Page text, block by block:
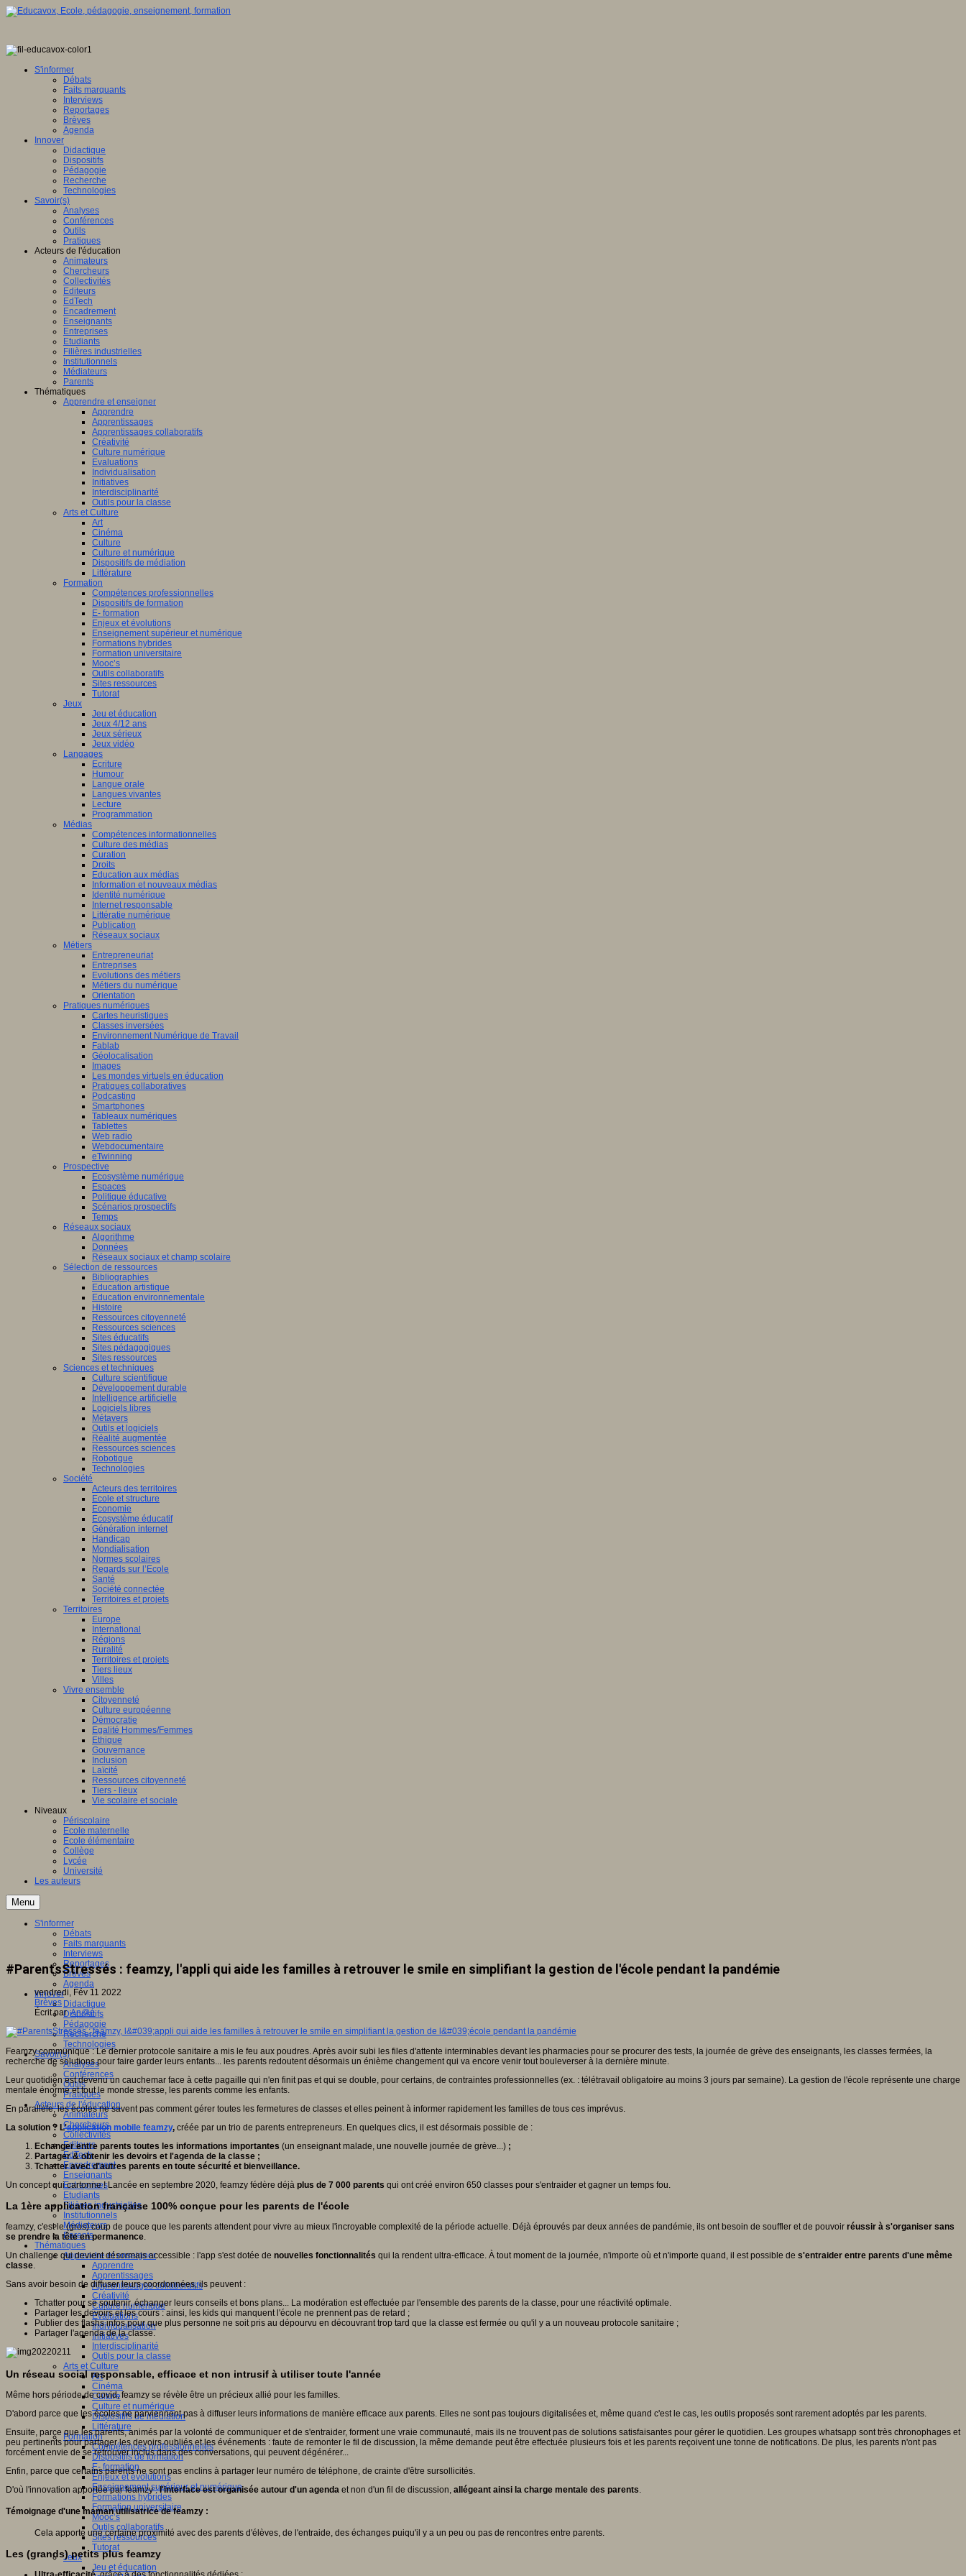
S'informer
Débats
Faits marquants
Interviews
Reportages
Brèves
Agenda
Innover
Didactique
Dispositifs
Pédagogie
Recherche
Technologies
Savoir(s)
Analyses
Conférences
Outils
Pratiques
Acteurs de l'éducation
Animateurs
Chercheurs
Collectivités
Editeurs
EdTech
Encadrement
Enseignants
Entreprises
Etudiants
Filières industrielles
Institutionnels
Médiateurs
Parents
Thématiques
Apprendre et enseigner
Apprendre
Apprentissages
Apprentissages collaboratifs
Créativité
Culture numérique
Evaluations
Individualisation
Initiatives
Interdisciplinarité
Outils pour la classe
Arts et Culture
Art
Cinéma
Culture
Culture et numérique
Dispositifs de médiation
Littérature
Formation
Compétences professionnelles
Dispositifs de formation
E- formation
Enjeux et évolutions
Enseignement supérieur et numérique
Formations hybrides
Formation universitaire
Mooc’s
Outils collaboratifs
Sites ressources
Tutorat
Jeux
Jeu et éducation
Jeux 4/12 ans
Jeux sérieux
Jeux vidéo
Langages
Ecriture
Humour
Langue orale
Langues vivantes
Lecture
Programmation
Médias
Compétences informationnelles
Culture des médias
Curation
Droits
Education aux médias
Information et nouveaux médias
Identité numérique
Internet responsable
Littératie numérique
Publication
Réseaux sociaux
Métiers
Entrepreneuriat
Entreprises
Evolutions des métiers
Métiers du numérique
Orientation
Pratiques numériques
Cartes heuristiques
Classes inversées
Environnement Numérique de Travail
Fablab
Géolocalisation
Images
Les mondes virtuels en éducation
Pratiques collaboratives
Podcasting
Smartphones
Tableaux numériques
Tablettes
Web radio
Webdocumentaire
eTwinning
Prospective
Ecosystème numérique
Espaces
Politique éducative
Scénarios prospectifs
Temps
Réseaux sociaux
Algorithme
Données
Réseaux sociaux et champ scolaire
Sélection de ressources
Bibliographies
Education artistique
Education environnementale
Histoire
Ressources citoyenneté
Ressources sciences
Sites éducatifs
Sites pédagogiques
Sites ressources
Sciences et techniques
Culture scientifique
Développement durable
Intelligence artificielle
Logiciels libres
Métavers
Outils et logiciels
Réalité augmentée
Ressources sciences
Robotique
Technologies
Société
Acteurs des territoires
Ecole et structure
Economie
Ecosystème éducatif
Génération internet
Handicap
Mondialisation
Normes scolaires
Regards sur l’Ecole
Santé
Société connectée
Territoires et projets
Territoires
Europe
International
Régions
Ruralité
Territoires et projets
Tiers lieux
Villes
Vivre ensemble
Citoyenneté
Culture européenne
Démocratie
Egalité Hommes/Femmes
Ethique
Gouvernance
Inclusion
Laïcité
Ressources citoyenneté
Tiers - lieux
Vie scolaire et sociale
Niveaux
Périscolaire
Ecole maternelle
Ecole élémentaire
Collège
Lycée
Université
Les auteurs
Menu
S'informer
Débats
Faits marquants
Interviews
Reportages
Brèves
Agenda
Innover
Didactique
Dispositifs
Pédagogie
Recherche
Technologies
Savoir(s)
Analyses
Conférences
Outils
Pratiques
Acteurs de l'éducation
Animateurs
Chercheurs
Collectivités
Editeurs
EdTech
Encadrement
Enseignants
Entreprises
Etudiants
Filières industrielles
Institutionnels
Médiateurs
Parents
Thématiques
Apprendre et enseigner
Apprendre
Apprentissages
Apprentissages collaboratifs
Créativité
Culture numérique
Evaluations
Individualisation
Initiatives
Interdisciplinarité
Outils pour la classe
Arts et Culture
Art
Cinéma
Culture
Culture et numérique
Dispositifs de médiation
Littérature
Formation
Compétences professionnelles
Dispositifs de formation
E- formation
Enjeux et évolutions
Enseignement supérieur et numérique
Formations hybrides
Formation universitaire
Mooc’s
Outils collaboratifs
Sites ressources
Tutorat
Jeux
Jeu et éducation
#ParentsStressés : feamzy, l'appli qui aide les familles à retrouver le smile en simplifiant la gestion de l'école pendant la pandémie
vendredi, Fév 11 2022
Brèves
Écrit parAn@é
Feamzy communique : Le dernier protocole sanitaire a mis le feu aux poudres. Après avoir subi les files d'attente interminables devant les pharmacies pour se procurer des tests, la journée de grève des enseignants, les classes fermées, la
recherche de solutions pour faire garder leurs enfants... les parents redoutent désormais un énième changement qui va encore venir tout bouleverser à la dernière minute.
Leur quotidien est devenu un cauchemar face à cette pagaille qui n'en finit pas et qui se double, pour certains, de contraintes professionnelles (ex. : télétravail obligatoire au moins 3 jours par semaine). La gestion de l'école représente une charge
mentale énorme et tout le monde stresse, les parents comme les enfants.
En parallèle, les écoles ne savent pas comment gérer toutes les fermetures de classes et elles peinent à informer rapidement les familles de tous ces imprévus.
La solution ? L'application mobile feamzy, créée par un trio de parents entrepreneurs. En quelques clics, il est désormais possible de :
Echanger entre parents toutes les informations importantes (un enseignant malade, une nouvelle journée de grève...) ;
Partager & obtenir les devoirs et l'agenda de la classe ;
Tchatter avec d'autres parents en toute sécurité et bienveillance.
Un concept qui cartonne ! Lancée en septembre 2020, feamzy fédère déjà plus de 7 000 parents qui ont créé environ 650 classes pour s'entraider et gagner un temps fou.
La 1ère application française 100% conçue pour les parents de l'école
feamzy, c'est le (gros) coup de pouce que les parents attendent pour vivre au mieux l'incroyable complexité de la période actuelle. Déjà éprouvés par deux années de pandémie, ils ont besoin de souffler et de pouvoir réussir à s'organiser sans
se prendre la tête en permanence.
Un challenge qui devient désormais accessible : l'app s'est dotée de nouvelles fonctionnalités qui la rendent ultra-efficace. À tout moment de la journée, n'importe où et n'importe quand, il est possible de s'entraider entre parents d'une même
classe.
Sans avoir besoin de diffuser leurs coordonnées, ils peuvent :
Tchatter pour se soutenir, échanger leurs conseils et bons plans... La modération est effectuée par l'ensemble des parents de la classe, pour une réactivité optimale.
Partager les devoirs et les cours : ainsi, les kids qui manquent l'école ne prennent pas de retard ;
Publier des flashs infos pour que plus personne ne soit pris au dépourvu en découvrant trop tard que la classe est fermée ou qu'il y a un nouveau protocole sanitaire ;
Partager l'agenda de la classe.
Un réseau social responsable, efficace et non intrusif à utiliser toute l'année
Même hors période de covid, feamzy se révèle être un précieux allié pour les familles.
D'abord parce que les écoles ne parviennent pas à diffuser leurs informations de manière efficace aux parents. Elles ne sont pas toujours digitalisées et, même quand c'est le cas, les outils proposés sont rarement adoptés par les parents.
Ensuite, parce que les parents, animés par la volonté de communiquer et de s'entraider, forment une vraie communauté, mais ils ne trouvent pas de solutions satisfaisantes pour gérer le quotidien. Les groupes whatsapp sont très chronophages et
peu pertinents pour partager les devoirs oubliés et les événements : faute de remonter le fil de discussion, la même demande peut être effectuée plusieurs fois et les parents reçoivent une tonne de notifications. De plus, les parents n'ont pas
forcément envie de se retrouver inclus dans des conversations, qui peuvent dégénérer...
Enfin, parce que certains parents ne sont pas enclins à partager leur numéro de téléphone, de crainte d'être sursollicités.
D'où l'innovation apportée par feamzy :l'interface est organisée autour d'un agenda et non d'un fil de discussion, allégeant ainsi la charge mentale des parents.
Témoignage d'une maman utilisatrice de feamzy :
Cela apporte une certaine proximité avec des parents d'élèves, de l'entraide, des échanges puiqu'il y a un peu ou pas de rencontres entre parents.
Les (grands) petits plus feamzy